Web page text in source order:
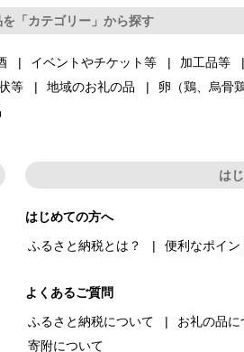
「カテゴリー」から探す
イベントやチケット等 加工品等
等 地域のお礼の品 卵（鶏、烏骨鶏
は
はじめての方へ
ふるさと納税とは？
便利なポイン
よくあるご質問
ふるさと納税について
お礼の品に
寄附について